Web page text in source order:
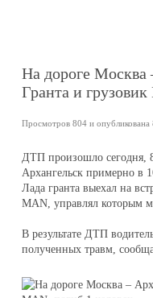
На дороге Москва
Гранта и
Просмотров 804 и опубликована
ДТП произошло сегодня,
Архангельск примерно в
Лада гранта выехал на
MAN, управлял которым
В результате ДТП
полученных травм,